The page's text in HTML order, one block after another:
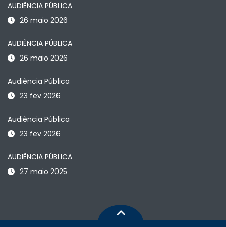
AUDIÊNCIA PÚBLICA
26 maio 2026
AUDIÊNCIA PÚBLICA
26 maio 2026
Audiência Pública
23 fev 2026
Audiência Pública
23 fev 2026
AUDIÊNCIA PÚBLICA
27 maio 2025